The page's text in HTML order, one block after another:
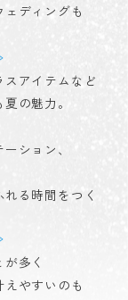
ディングも
アイテムなど
の魅力。
ション、
る時間をつく
多く
やすいのも